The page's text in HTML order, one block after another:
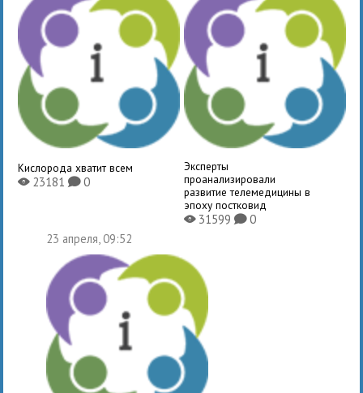
Кислорода хватит всем
X23181K0
Эксперты
проанализировали
развитие телемедицины в
эпоху постковид
X31599 K0
23 апреля, 09:52